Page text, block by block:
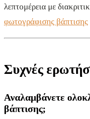
λεπτομέρεια με
φωτογράφισης βάπτισης
Συχνές
Αναλαμβάνετε
βάπτισης;